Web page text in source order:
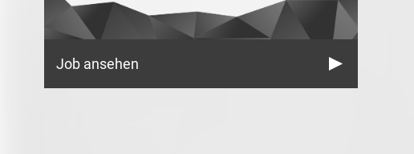
Job ansehen